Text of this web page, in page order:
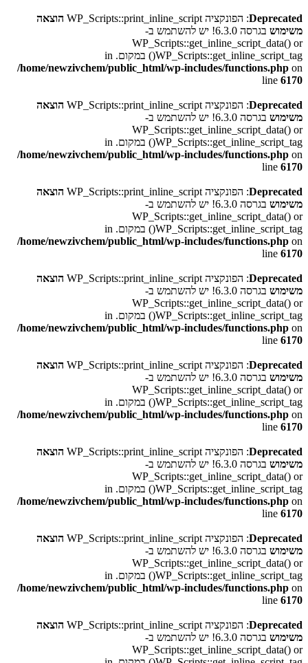
Deprecated: הפונקציה WP_Scripts::print_inline_script
הוצאה
משימוש
בגרסה 6.3.0! יש להשתמש ב-
WP_Scripts::get_inline_script_data() or
WP_Scripts::get_inline_script_tag() במקום. in
/home/newzivchem/public_html/wp-includes/functions.php on
line 6170
Deprecated: הפונקציה WP_Scripts::print_inline_script
הוצאה
משימוש
בגרסה 6.3.0! יש להשתמש ב-
WP_Scripts::get_inline_script_data() or
WP_Scripts::get_inline_script_tag() במקום. in
/home/newzivchem/public_html/wp-includes/functions.php on
line 6170
Deprecated: הפונקציה WP_Scripts::print_inline_script
הוצאה
משימוש
בגרסה 6.3.0! יש להשתמש ב-
WP_Scripts::get_inline_script_data() or
WP_Scripts::get_inline_script_tag() במקום. in
/home/newzivchem/public_html/wp-includes/functions.php on
line 6170
Deprecated: הפונקציה WP_Scripts::print_inline_script
הוצאה
משימוש
בגרסה 6.3.0! יש להשתמש ב-
WP_Scripts::get_inline_script_data() or
WP_Scripts::get_inline_script_tag() במקום. in
/home/newzivchem/public_html/wp-includes/functions.php on
line 6170
Deprecated: הפונקציה WP_Scripts::print_inline_script
הוצאה
משימוש
בגרסה 6.3.0! יש להשתמש ב-
WP_Scripts::get_inline_script_data() or
WP_Scripts::get_inline_script_tag() במקום. in
/home/newzivchem/public_html/wp-includes/functions.php on
line 6170
Deprecated: הפונקציה WP_Scripts::print_inline_script
הוצאה
משימוש
בגרסה 6.3.0! יש להשתמש ב-
WP_Scripts::get_inline_script_data() or
WP_Scripts::get_inline_script_tag() במקום. in
/home/newzivchem/public_html/wp-includes/functions.php on
line 6170
Deprecated: הפונקציה WP_Scripts::print_inline_script
הוצאה
משימוש
בגרסה 6.3.0! יש להשתמש ב-
WP_Scripts::get_inline_script_data() or
WP_Scripts::get_inline_script_tag() במקום. in
/home/newzivchem/public_html/wp-includes/functions.php on
line 6170
Deprecated: הפונקציה WP_Scripts::print_inline_script
הוצאה
משימוש
בגרסה 6.3.0! יש להשתמש ב-
WP_Scripts::get_inline_script_data() or